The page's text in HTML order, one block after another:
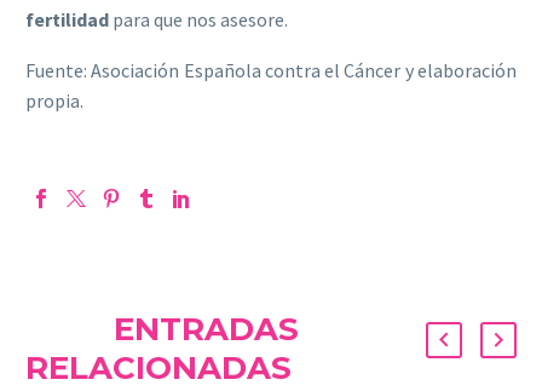
fertilidad para que nos asesore.
Fuente: Asociación Española contra el Cáncer y elaboración
propia.
ENTRADAS
RELACIONADAS